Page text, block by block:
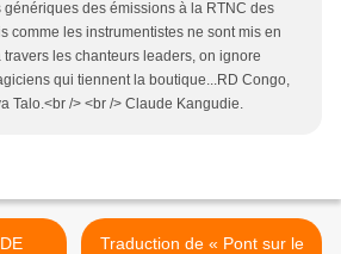
génériques des émissions à la RTNC des
comme les instrumentistes ne sont mis en
les chanteurs leaders, on ignore
qui tiennent la boutique...RD Congo,
Talo.<br /> <br /> Claude Kangudie.
Traduction de « Pont sur le